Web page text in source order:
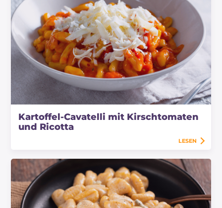
Kartoffel-Cavatelli mit Kirschtomaten
und Ricotta
LESEN